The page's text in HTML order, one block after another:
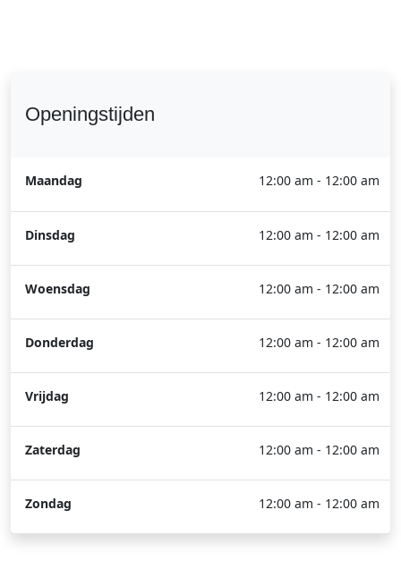
Openingstijden
Maandag 12:00 am - 12:00 am
Dinsdag 12:00 am - 12:00 am
Woensdag 12:00 am - 12:00 am
Donderdag 12:00 am - 12:00 am
Vrijdag 12:00 am - 12:00 am
Zaterdag 12:00 am - 12:00 am
Zondag 12:00 am - 12:00 am